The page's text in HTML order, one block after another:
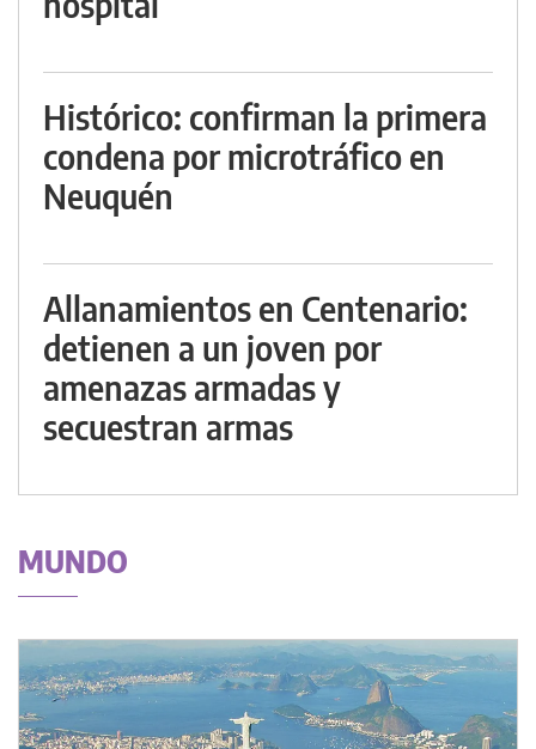
Histórico: confirman la primera
condena por microtráfico en
Neuquén
Allanamientos en Centenario:
detienen a un joven por
amenazas armadas y
secuestran armas
MUNDO